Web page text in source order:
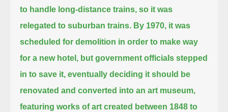
to handle long-distance trains, so it was
relegated to suburban trains. By 1970, it was
scheduled for demolition in order to make way
for a new hotel, but government officials stepped
in to save it, eventually deciding it should be
renovated and converted into an art museum,
featuring works of art created between 1848 to